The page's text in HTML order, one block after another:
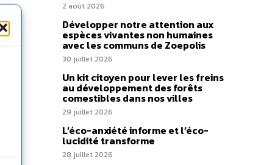
2 août 2026
Développer notre attention aux
espèces vivantes non humaines
avec les communs de Zoepolis
30 juillet 2026
Un kit citoyen pour lever les freins
au développement des forêts
comestibles dans nos villes
29 juillet 2026
L’éco-anxiété informe et l’éco-
lucidité transforme
28 juillet 2026